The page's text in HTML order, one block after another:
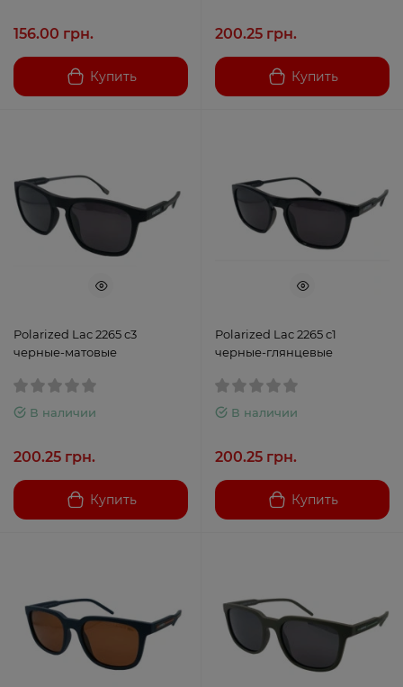
156.00 грн.
Купить
200.25 грн.
Купить
Polarized Lac 2265 с3
черные-матовые
В наличии
200.25 грн.
Купить
Polarized Lac 2265 с1
черные-глянцевые
В наличии
200.25 грн.
Купить